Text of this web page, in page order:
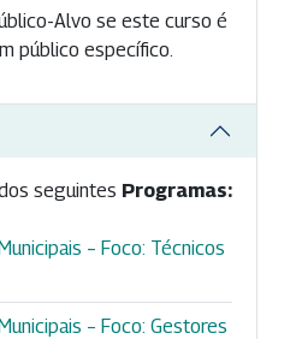
Alvo se este curso é
público específico.
seguintes Programas:
– Foco: Técnicos
– Foco: Gestores